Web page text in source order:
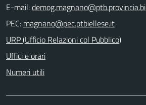
E-mail:
PEC:
URP (Ufficio Relazioni col Pubblico)
Uffici e orari
Numeri utili